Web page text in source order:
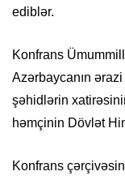
ediblər.
Konfrans
Azərbaycanın
şəhidlərin
həmçinin Dövlət
Konfrans